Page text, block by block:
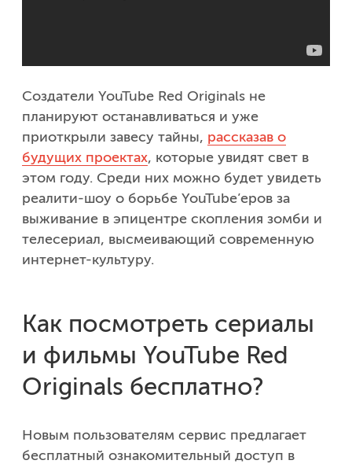
Создатели YouTube Red Originals не
планируют останавливаться и уже
приоткрыли завесу тайны, рассказав о
будущих проектах, которые увидят свет в
этом году. Среди них можно будет увидеть
реалити-шоу о борьбе YouTube’еров за
выживание в эпицентре скопления зомби и
телесериал, высмеивающий современную
интернет-культуру.
Как посмотреть сериалы
и фильмы YouTube Red
Originals бесплатно?
Новым пользователям сервис предлагает
бесплатный ознакомительный доступ в